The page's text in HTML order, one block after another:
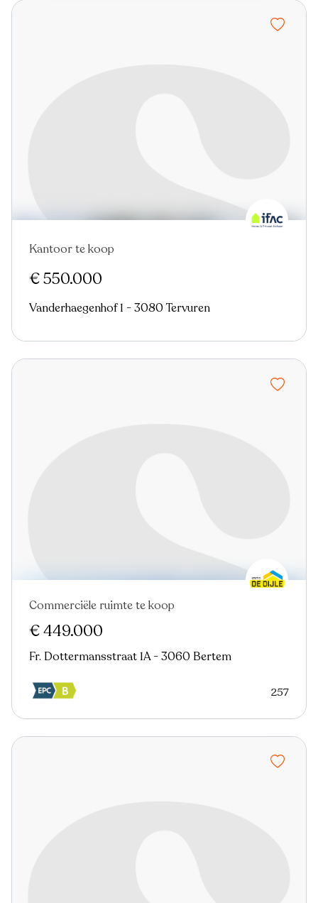
Nieuw
Kantoor te koop
€ 550.000
Vanderhaegenhof 1 - 3080 Tervuren
Commerciële ruimte te koop
€ 449.000
Fr. Dottermansstraat 1A - 3060 Bertem
257